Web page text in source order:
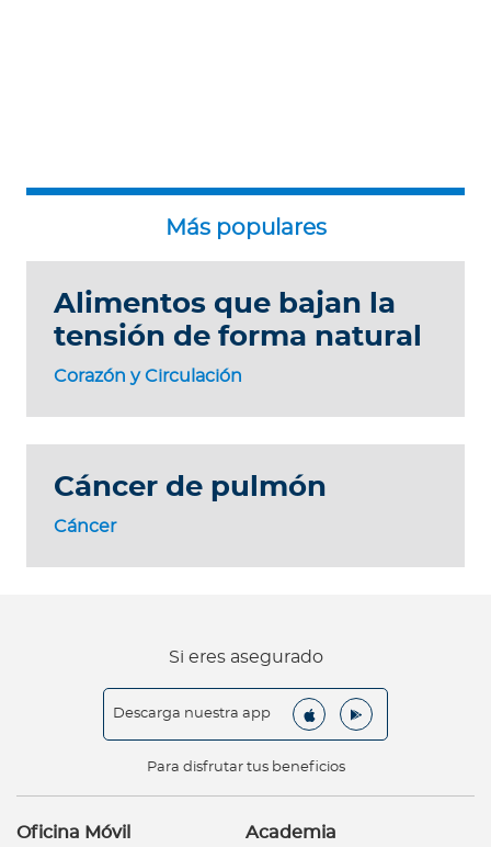
Corazón y Circulación
Alimentos que bajan la
tensión de forma natural
Cáncer
Cáncer de pulmón
Si eres asegurado
Descarga nuestra app
Para disfrutar tus beneficios
Oficina Móvil Academia